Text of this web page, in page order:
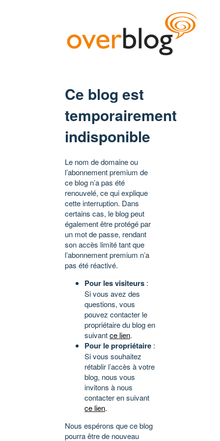
Ce blog est
temporairement
indisponible
Le nom de domaine ou
l’abonnement premium de
ce blog n’a pas été
renouvelé, ce qui explique
cette interruption. Dans
certains cas, le blog peut
également être protégé par
un mot de passe, rendant
son accès limité tant que
l’abonnement premium n’a
pas été réactivé.
Pour les visiteurs :
Si vous avez des
questions, vous
pouvez contacter le
propriétaire du blog en
suivantce lien.
Pour le propriétaire :
Si vous souhaitez
rétablir l’accès à votre
blog, nous vous
invitons à nous
contacter en suivant
ce lien.
Nous espérons que ce blog
pourra être de nouveau